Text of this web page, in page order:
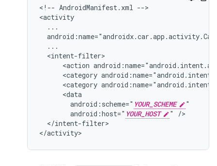
<!-- AndroidManifest.xml -->
<action
<category
<category
android:scheme=" YOUR_SCHEME
android:host=" YOUR_HOST "
</intent-filter>